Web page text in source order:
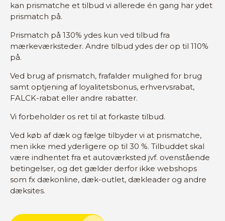
kan prismatche et tilbud vi allerede én gang har ydet
prismatch på.
Prismatch på 130% ydes kun ved tilbud fra
mærkeværksteder. Andre tilbud ydes der op til 110%
på.
Ved brug af prismatch, frafalder mulighed for brug
samt optjening af loyalitetsbonus, erhvervsrabat,
FALCK-rabat eller andre rabatter.
Vi forbeholder os ret til at forkaste tilbud.
Ved køb af dæk og fælge tilbyder vi at prismatche,
men ikke med yderligere op til 30 %. Tilbuddet skal
være indhentet fra et autoværksted jvf. ovenstående
betingelser, og det gælder derfor ikke webshops
som fx dækonline, dæk-outlet, dækleader og andre
dæksites.